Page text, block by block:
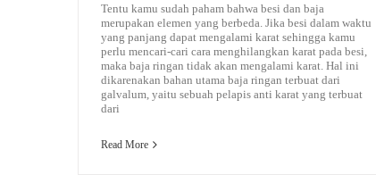
Tentu kamu sudah paham bahwa besi dan baja
merupakan elemen yang berbeda. Jika besi dalam waktu
yang panjang dapat mengalami karat sehingga kamu
perlu mencari-cari cara menghilangkan karat pada besi,
maka baja ringan tidak akan mengalami karat. Hal ini
dikarenakan bahan utama baja ringan terbuat dari
galvalum, yaitu sebuah pelapis anti karat yang terbuat
dari
Read More